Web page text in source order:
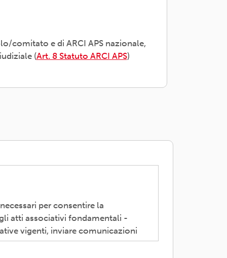
comitato e di ARCI APS nazionale,
(Art. 8 Statuto ARCI APS)
per consentire la
atti associativi fondamentali -
vigenti, inviare comunicazioni